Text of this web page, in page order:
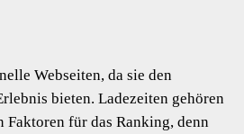
Webseiten, da sie den
bieten. Ladezeiten gehören
Faktoren für das Ranking, denn